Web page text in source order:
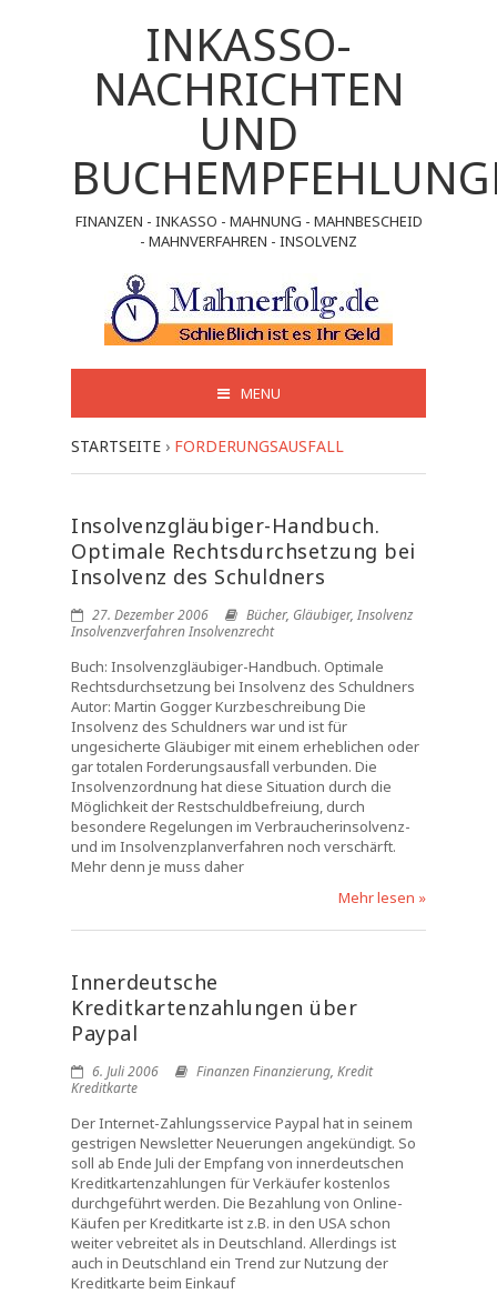
INKASSO-
NACHRICHTEN
UND
FINANZEN - INKASSO - MAHNUNG - MAHNBESCHEID
- MAHNVERFAHREN - INSOLVENZ
MENU
STARTSEITE › FORDERUNGSAUSFALL
Insolvenzgläubiger-Handbuch.
Optimale Rechtsdurchsetzung bei
Insolvenz des Schuldners
27. Dezember 2006 Bücher, Gläubiger, Insolvenz
Insolvenzverfahren Insolvenzrecht
Buch: Insolvenzgläubiger-Handbuch. Optimale
Rechtsdurchsetzung bei Insolvenz des Schuldners
Autor: Martin Gogger Kurzbeschreibung Die
Insolvenz des Schuldners war und ist für
ungesicherte Gläubiger mit einem erheblichen oder
gar totalen Forderungsausfall verbunden. Die
Insolvenzordnung hat diese Situation durch die
Möglichkeit der Restschuldbefreiung, durch
besondere Regelungen im Verbraucherinsolvenz-
und im Insolvenzplanverfahren noch verschärft.
Mehr denn je muss daher
Mehr lesen »
Innerdeutsche
Kreditkartenzahlungen über
Paypal
6. Juli 2006 Finanzen Finanzierung, Kredit
Kreditkarte
Der Internet-Zahlungsservice Paypal hat in seinem
gestrigen Newsletter Neuerungen angekündigt. So
soll ab Ende Juli der Empfang von innerdeutschen
Kreditkartenzahlungen für Verkäufer kostenlos
durchgeführt werden. Die Bezahlung von Online-
Käufen per Kreditkarte ist z.B. in den USA schon
weiter vebreitet als in Deutschland. Allerdings ist
auch in Deutschland ein Trend zur Nutzung der
Kreditkarte beim Einkauf